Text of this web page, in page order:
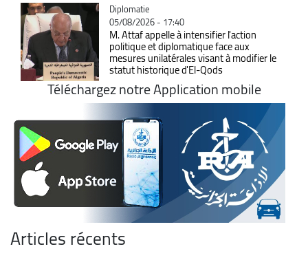
Catégorie
Diplomatie
05/08/2026 - 17:40
M. Attaf appelle à intensifier l'action
politique et diplomatique face aux
mesures unilatérales visant à modifier le
statut historique d'El-Qods
Téléchargez notre Application mobile
Articles récents